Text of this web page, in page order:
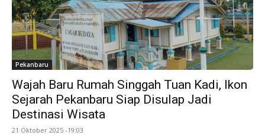
Pekanbaru
Wajah Baru Rumah Singgah Tuan Kadi, Ikon
Sejarah Pekanbaru Siap Disulap Jadi
Destinasi Wisata
21 Oktober 2025 -19:03